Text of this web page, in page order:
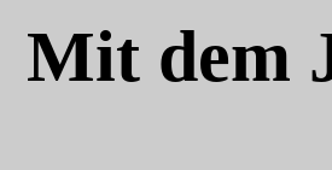
Mit dem